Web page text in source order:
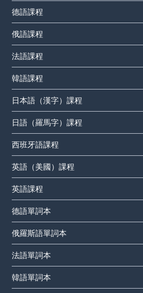
德語課程
俄語課程
法語課程
韓語課程
日本語（漢字）課程
日語（羅馬字）課程
西班牙語課程
英語（美國）課程
英語課程
德語單詞本
俄羅斯語單詞本
法語單詞本
韓語單詞本